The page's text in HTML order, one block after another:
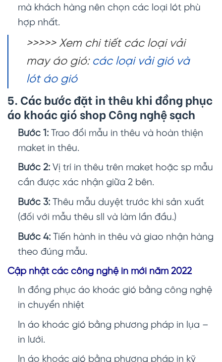
mà khách hàng nên chọn các loại lót phù
hợp nhất.
>>>>> Xem chi tiết các loại vải
may áo gió: các loại vải gió và
lót áo gió
5. Các bước đặt in thêu khi đồng phục
áo khoác gió shop Công nghệ sạch
Bước 1:Trao đổi mẫu in thêu và hoàn thiện
maket in thêu.
Bước 2:Vị trí in thêu trên maket hoặc sp mẫu
cần được xác nhận giữa 2 bên.
Bước 3:Thêu mẫu duyệt trước khi sản xuất
(đối với mẫu thêu sll và làm lần đầu.)
Bước 4:Tiến hành in thêu và giao nhận hàng
theo đúng mẫu.
Cập nhật các công nghệ in mới năm 2022
In đồng phục áo khoác gió bằng công nghệ
in chuyển nhiệt
In áo khoác gió bằng phương pháp in lụa –
in lưới.
In áo khoác gió bằng phương pháp in kỹ